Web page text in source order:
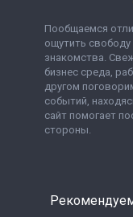
Пообщаемся
ощутить
знакомства.
бизнес среда,
другом
событий,
сайт помогает
стороны.